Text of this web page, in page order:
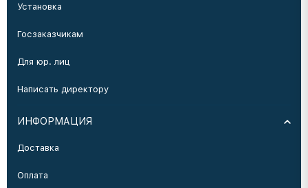
Установка
Госзаказчикам
Для юр. лиц
Написать директору
ИНФОРМАЦИЯ
Доставка
Оплата